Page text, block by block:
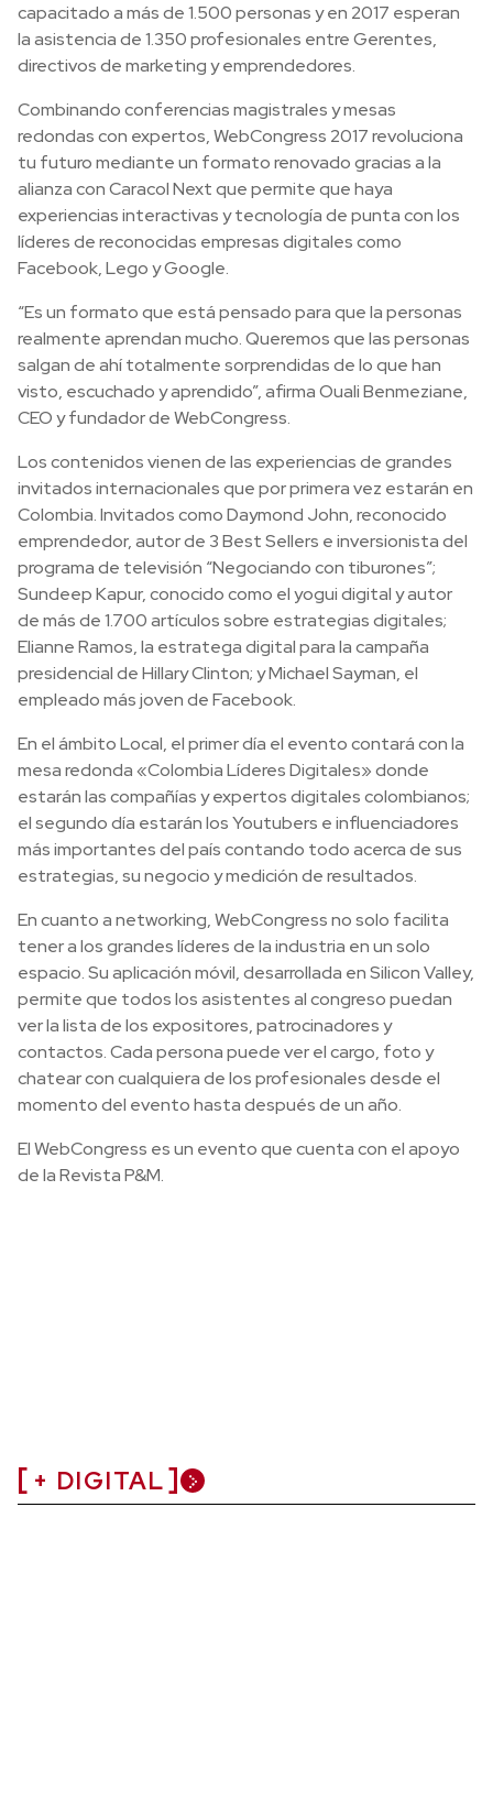
capacitado a más de 1.500 personas y en 2017 esperan
la asistencia de 1.350 profesionales entre Gerentes,
directivos de marketing y emprendedores.
Combinando conferencias magistrales y mesas
redondas con expertos, WebCongress 2017 revoluciona
tu futuro mediante un formato renovado gracias a la
alianza con Caracol Next que permite que haya
experiencias interactivas y tecnología de punta con los
líderes de reconocidas empresas digitales como
Facebook, Lego y Google.
“Es un formato que está pensado para que la personas
realmente aprendan mucho. Queremos que las personas
salgan de ahí totalmente sorprendidas de lo que han
visto, escuchado y aprendido”, afirma Ouali Benmeziane,
CEO y fundador de WebCongress.
Los contenidos vienen de las experiencias de grandes
invitados internacionales que por primera vez estarán en
Colombia. Invitados como Daymond John, reconocido
emprendedor, autor de 3 Best Sellers e inversionista del
programa de televisión “Negociando con tiburones”;
Sundeep Kapur, conocido como el yogui digital y autor
de más de 1.700 artículos sobre estrategias digitales;
Elianne Ramos, la estratega digital para la campaña
presidencial de Hillary Clinton; y Michael Sayman, el
empleado más joven de Facebook.
En el ámbito Local, el primer día el evento contará con la
mesa redonda «Colombia Líderes Digitales» donde
estarán las compañías y expertos digitales colombianos;
el segundo día estarán los Youtubers e influenciadores
más importantes del país contando todo acerca de sus
estrategias, su negocio y medición de resultados.
En cuanto a networking, WebCongress no solo facilita
tener a los grandes líderes de la industria en un solo
espacio. Su aplicación móvil, desarrollada en Silicon Valley,
permite que todos los asistentes al congreso puedan
ver la lista de los expositores, patrocinadores y
contactos. Cada persona puede ver el cargo, foto y
chatear con cualquiera de los profesionales desde el
momento del evento hasta después de un año.
El WebCongress es un evento que cuenta con el apoyo
de la Revista P&M.
+ DIGITAL